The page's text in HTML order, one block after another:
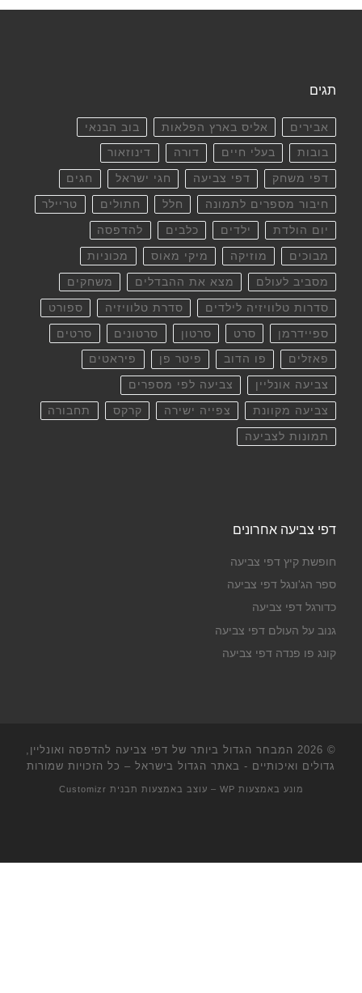
תגים
אבירים אליס בארץ הפלאות בוב הבנאי
בובות בעלי חיים דורה דינוזאור
דפי משחק דפי צביעה חגי ישראל חגים
חיבור מספרים לתמונה חלל חתולים טריילר
יום הולדת ילדים כלבים להדפסה
מבוכים מוזיקה מיקי מאוס מכוניות
מסביב לעולם מצא את ההבדלים משחקים
סדרות טלוויזיה לילדים סדרת טלוויזיה ספורט
ספיידרמן סרט סרטון סרטונים סרטים
פאזלים פו הדוב פיטר פן פיראטים
צביעה אונליין צביעה לפי מספרים
צביעה מקוונת צפייה ישירה קרקס תחבורה
תמונות לצביעה
דפי צביעה אחרונים
חופשת קיץ דפי צביעה
ספר הג'ונגל דפי צביעה
כדורגל דפי צביעה
גנוב על העולם דפי צביעה
קונג פו פנדה דפי צביעה
© 2026
המבחר הגדול ביותר של דפי צביעה להדפסה ואונליין,
גדולים ואיכותיים - באתר הגדול בישראל – כל הזכויות שמורות
מונע באמצעות WP – עוצב באמצעות תבנית Customizr